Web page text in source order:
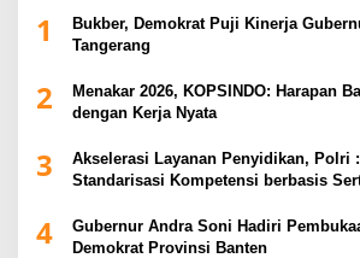
1
Bukber, Demokrat Puji Kinerja
Tangerang
2
Menakar 2026, KOPSINDO: Harapan
dengan Kerja Nyata
3
Akselerasi Layanan Penyidikan, Polri
Standarisasi Kompetensi berbasis
4
Gubernur Andra Soni Hadiri
Demokrat Provinsi Banten